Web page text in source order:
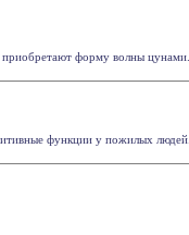
форму волны
функции у пожилых